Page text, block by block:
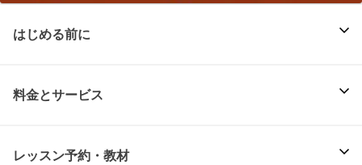
はじめる前に
料金とサービス
レッスン予約・教材